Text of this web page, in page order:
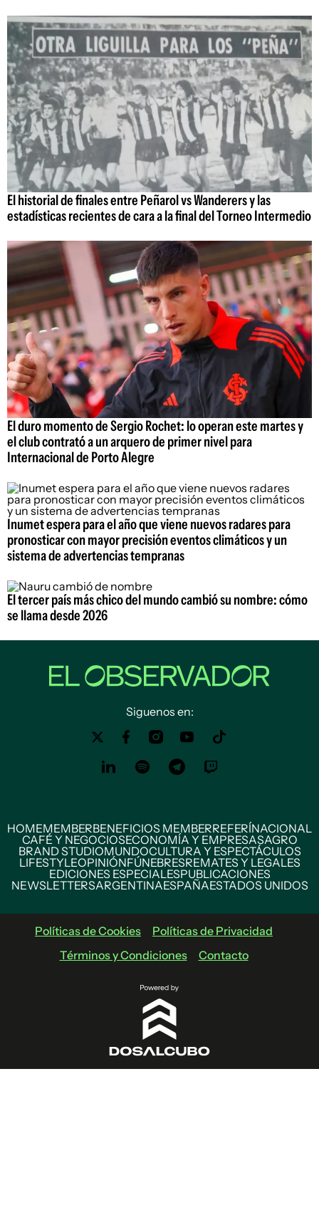
El historial de finales entre Peñarol vs Wanderers y las
estadísticas recientes de cara a la final del Torneo Intermedio
El duro momento de Sergio Rochet: lo operan este martes y
el club contrató a un arquero de primer nivel para
Internacional de Porto Alegre
Inumet espera para el año que viene nuevos radares para
pronosticar con mayor precisión eventos climáticos y un
sistema de advertencias tempranas
El tercer país más chico del mundo cambió su nombre: cómo
se llama desde 2026
Siguenos en:
HOMEMEMBERBENEFICIOS MEMBERREFERÍNACIONAL
CAFÉ Y NEGOCIOSECONOMÍA Y EMPRESASAGRO
BRAND STUDIOMUNDOCULTURA Y ESPECTÁCULOS
LIFESTYLEOPINIÓNFÚNEBRESREMATES Y LEGALES
EDICIONES ESPECIALESPUBLICACIONES
NEWSLETTERSARGENTINAESPAÑAESTADOS UNIDOS
Políticas de Cookies
Políticas de Privacidad
Términos y Condiciones
Contacto